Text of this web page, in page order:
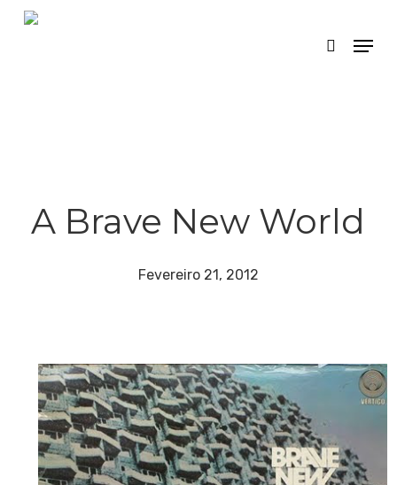
Skip
search
Menu
A Brave New World
Fevereiro 21, 2012